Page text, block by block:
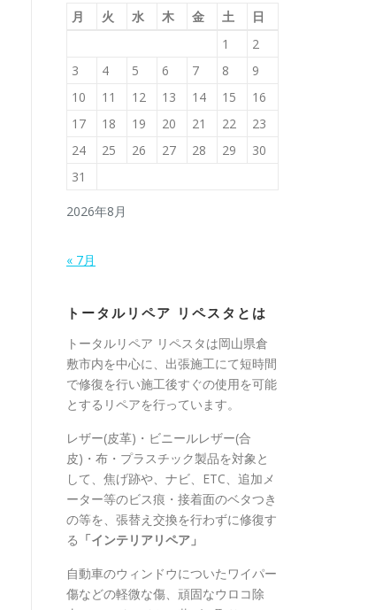
2026年8月
月 火 水 木 金 土
日
1
2
3
4 5 6 7 8
9
10
11 12 13 14 15
16
17
18 19 20 21 22
23
24
25 26 27 28 29
30
31
« 7月
トータルリペア リペスタとは
トータルリペア リペスタは岡山県倉
敷市内を中心に、出張施工にて短時間
で修復を行い施工後すぐの使用を可能
とするリペアを行っています。
レザー(皮革)・ビニールレザー(合
皮)・布・プラスチック製品を対象と
して、焦げ跡や、ナビ、ETC、追加メ
ーター等のビス痕・接着面のベタつき
の等を、張替え交換を行わずに修復す
る 「インテリアリペア」
自動車のウィンドウについたワイパー
傷などの軽微な傷、頑固なウロコ除